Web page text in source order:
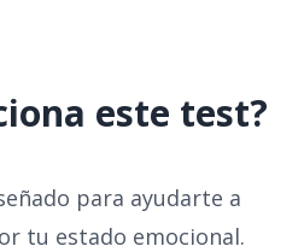
este test?
para ayudarte a
tu estado emocional.